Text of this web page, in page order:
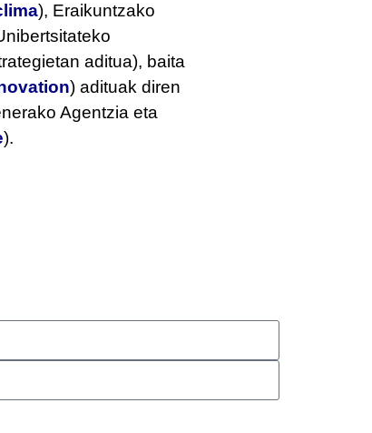
), Eraikuntzako
aditua), baita
) adituak diren
Agentzia eta
).